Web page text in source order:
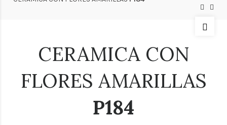
CERAMICA CON
FLORES AMARILLAS
P184